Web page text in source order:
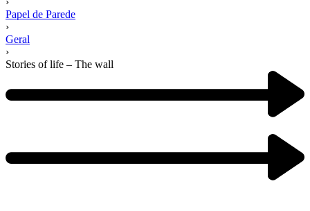
Papel de Parede
›
Geral
›
Stories of life – The wall